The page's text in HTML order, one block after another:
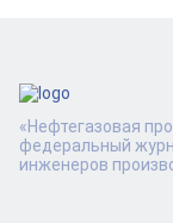
«Нефтегазовая
федеральный
инженеров